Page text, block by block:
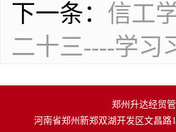
下一条： 信工
二十三----学习
郑州升达经贸
河南省郑州新郑双湖开发区文昌